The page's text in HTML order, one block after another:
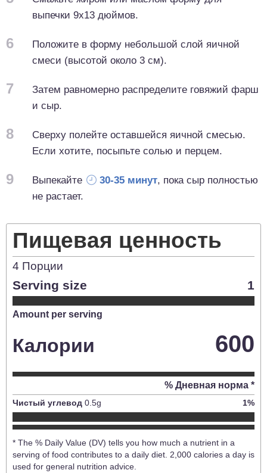
выпечки 9х13 дюймов.
6
Положите в форму небольшой слой яичной
смеси (высотой около 3 см).
7
Затем равномерно распределите говяжий фарш
и сыр.
8
Сверху полейте оставшейся яичной смесью.
Если хотите, посыпьте солью и перцем.
9 Выпекайте 30-35 минут, пока сыр полностью
не растает.
Пищевая ценность
4 Порции
Serving size 1
Amount per serving
Калории 600
% Дневная норма *
Чистый углевод 0.5g 1%
* The % Daily Value (DV) tells you how much a nutrient in a
serving of food contributes to a daily diet. 2,000 calories a day is
used for general nutrition advice.